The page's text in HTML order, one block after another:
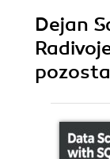
Dejan